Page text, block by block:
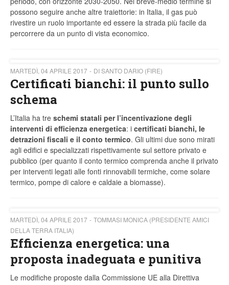
possono seguire anche altre traiettorie: in Italia, il gas può
rivestire un ruolo importante ed essere la strada più facile da
percorrere da un punto di vista economico.
MARTEDÌ, 04 APRILE 2017 DI SANTO DARIO (FIRE)
Certificati bianchi: il punto sullo
schema
L’Italia ha tre schemi statali per l’incentivazione degli
interventi di efficienza energetica: i certificati bianchi, le
detrazioni fiscali e il conto termico. Gli ultimi due sono mirati
agli edifici e specializzati rispettivamente sul settore privato e
pubblico (per quanto il conto termico comprenda anche il privato
per interventi legati alle fonti rinnovabili termiche, come solare
termico, pompe di calore e caldaie a biomasse).
MARTEDÌ, 04 APRILE 2017
TOMMASI MONICA (PRESIDENTE AMICI
DELLA TERRA ITALIA)
Efficienza energetica: una
proposta inadeguata e punitiva
Le modifiche proposte dalla Commissione UE alla Direttiva